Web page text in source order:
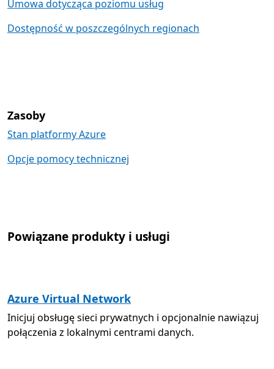
Umowa dotycząca poziomu usług
Dostępność w poszczególnych regionach
Zasoby
Stan platformy Azure
Opcje pomocy technicznej
Powiązane produkty i usługi
Azure Virtual Network
Inicjuj obsługę sieci prywatnych i opcjonalnie nawiązuj
połączenia z lokalnymi centrami danych.